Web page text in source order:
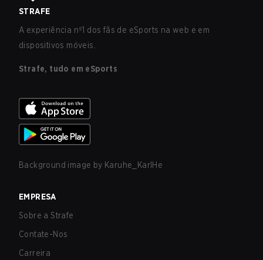
STRAFE
A experiência nº1 dos fãs de eSports na web e em
dispositivos móveis.
Strafe, tudo em eSports
Background image by Karuhe_KarlHe
EMPRESA
Sobre a Strafe
Contate-Nos
Carreira